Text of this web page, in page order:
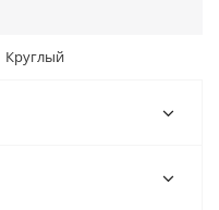
Круглый